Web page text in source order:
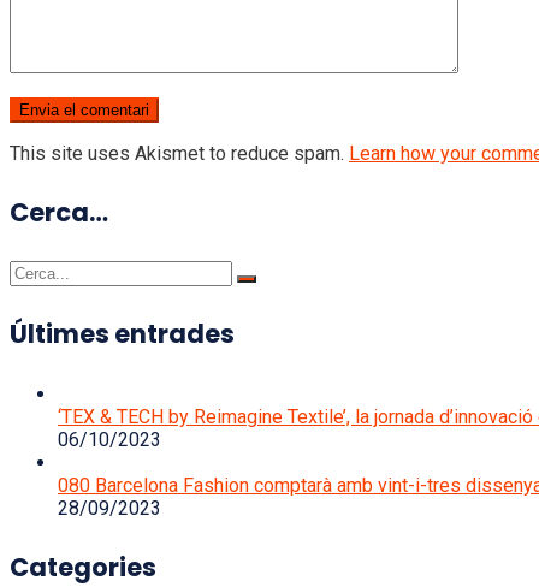
This site uses Akismet to reduce spam. Learn how your
Cerca…
Últimes entrades
‘TEX & TECH by Reimagine Textile’, la jornada
06/10/2023
080 Barcelona Fashion comptarà amb vint-i-tres
28/09/2023
Categories